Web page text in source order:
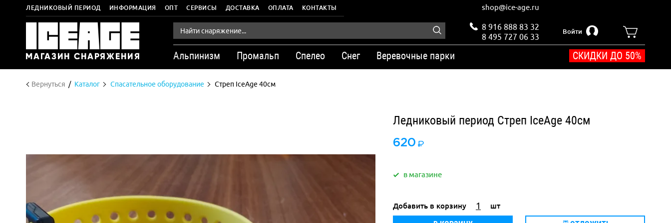
ЛЕДНИКОВЫЙ ПЕРИОД ИНФОРМАЦИЯ ОПТ СЕРВИСЫ ДОСТАВКА ОПЛАТА КОНТАКТЫ shop@ice-age.ru
8 916 888 83 32
8 495 727 06 33
Войти
Альпинизм Промальп Спелео Снег Веревочные парки СКИДКИ ДО 50%
Вернуться Каталог Спасательное оборудование Стреп IceAge 40см
Ледниковый период Стреп IceAge 40см
620
в магазине
Добавить в корзину шт